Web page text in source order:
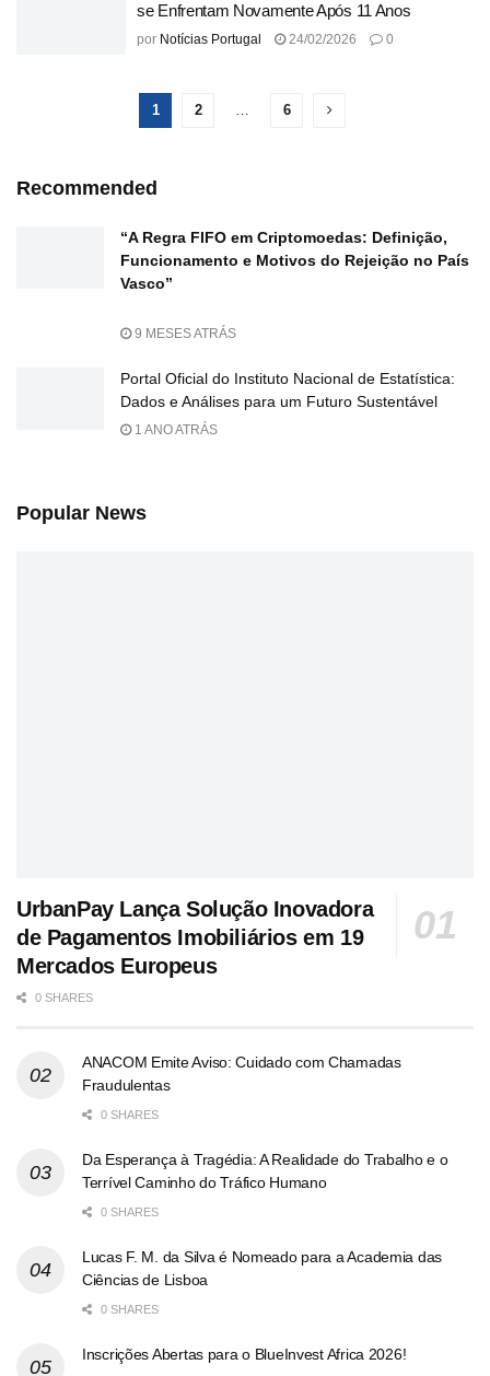
se Enfrentam Novamente Após 11 Anos
por Notícias Portugal 24/02/2026 0
1 2 6
Recommended
“A Regra FIFO em Criptomoedas: Definição,
Funcionamento e Motivos do Rejeição no País
Vasco”
9 MESES ATRÁS
Portal Oficial do Instituto Nacional de Estatística:
Dados e Análises para um Futuro Sustentável
1 ANO ATRÁS
Popular News
UrbanPay Lança Solução Inovadora
de Pagamentos Imobiliários em 19
Mercados Europeus
0 SHARES
ANACOM Emite Aviso: Cuidado com Chamadas
Fraudulentas
0 SHARES
Da Esperança à Tragédia: A Realidade do Trabalho e o
Terrível Caminho do Tráfico Humano
0 SHARES
Lucas F. M. da Silva é Nomeado para a Academia das
Ciências de Lisboa
0 SHARES
Inscrições Abertas para o BlueInvest Africa 2026!